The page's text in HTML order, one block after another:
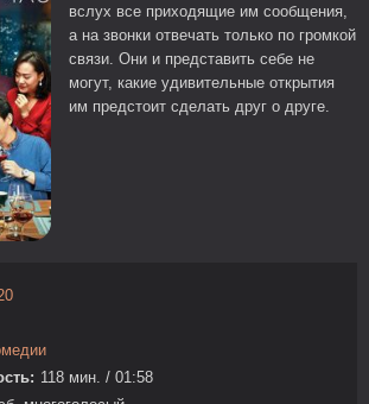
вслух все приходящие им сообщения,
а на звонки отвечать только по громкой
связи. Они и представить себе не
могут, какие удивительные открытия
им предстоит сделать друг о друге.
118 мин. / 01:58